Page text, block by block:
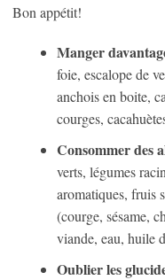
Bon appétit!
Manger
foie, escalope de
anchois en boite,
courges,
Consommer des
verts, légumes
aromatiques, fruis
(courge, sésame,
viande, eau, huile
Oublier les